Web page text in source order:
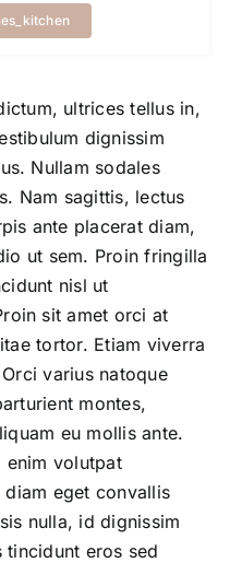
ultrices tellus in,
dignissim
Nullam sodales
Nam sagittis, lectus
ante placerat diam,
ut sem. Proin fringilla
nisl ut
sit amet orci at
tortor. Etiam viverra
varius natoque
montes,
eu mollis ante.
enim volutpat
eget convallis
nulla, id dignissim
eros sed